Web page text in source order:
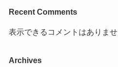
Recent Comments
表示できるコメントはありませ
Archives